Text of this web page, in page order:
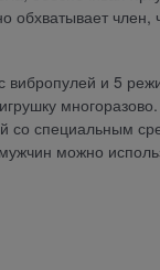
обхватывает
и 5
игрушку
со специальным
можно